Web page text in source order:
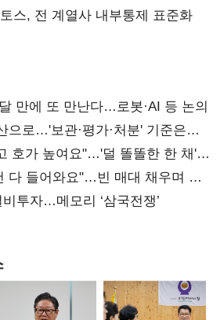
스, 전 계열사 내부통제 표준화
만에 또 만난다…로봇·AI 등 논의
으로…'보관·평가·처분' 기준은
호가 높여요"…'덜 똘똘한 한 채'
다 들어와요"…빈 매대 채우며 문
투자…메모리 ‘삼국전쟁’